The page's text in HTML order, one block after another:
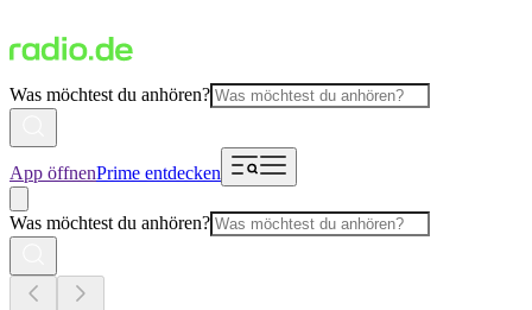
Was möchtest du anhören?
App öffnenPrime entdecken
Was möchtest du anhören?